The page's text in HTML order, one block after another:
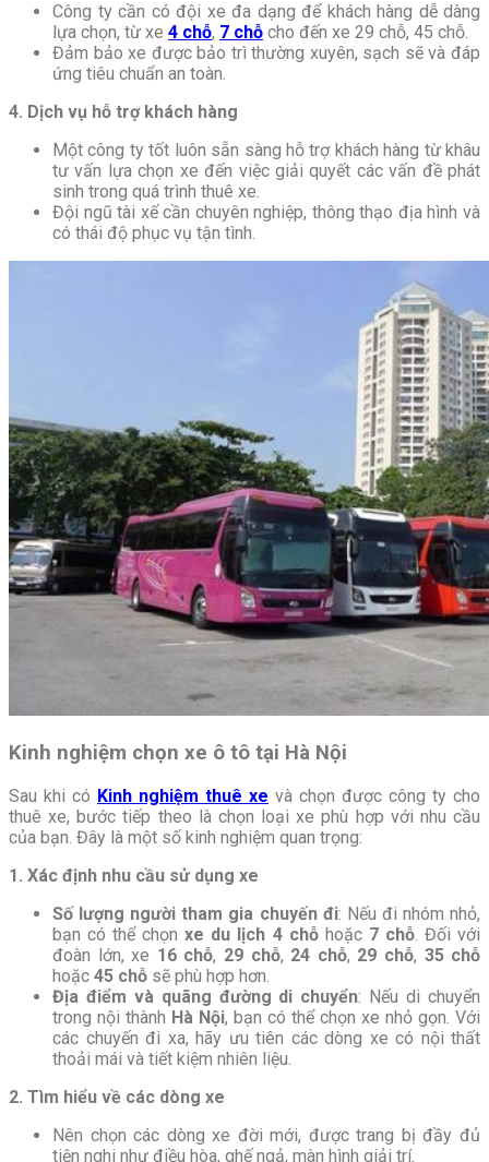
Công ty cần có đội xe đa dạng để khách hàng dễ dàng
lựa chọn, từ xe 4 chỗ, 7 chỗ cho đến xe 29 chỗ, 45 chỗ.
Đảm bảo xe được bảo trì thường xuyên, sạch sẽ và đáp
ứng tiêu chuẩn an toàn.
4. Dịch vụ hỗ trợ khách hàng
Một công ty tốt luôn sẵn sàng hỗ trợ khách hàng từ khâu
tư vấn lựa chọn xe đến việc giải quyết các vấn đề phát
sinh trong quá trình thuê xe.
Đội ngũ tài xế cần chuyên nghiệp, thông thạo địa hình và
có thái độ phục vụ tận tình.
Kinh nghiệm chọn xe ô tô tại Hà Nội
Sau khi có Kinh nghiệm thuê xe và chọn được công ty cho
thuê xe, bước tiếp theo là chọn loại xe phù hợp với nhu cầu
của bạn. Đây là một số kinh nghiệm quan trọng:
1. Xác định nhu cầu sử dụng xe
Số lượng người tham gia chuyến đi: Nếu đi nhóm nhỏ,
bạn có thể chọnxe du lịch 4 chỗhoặc 7 chỗ. Đối với
đoàn lớn, xe 16 chỗ, 29 chỗ, 24 chỗ, 29 chỗ, 35 chỗ
hoặc 45 chỗ sẽ phù hợp hơn.
Địa điểm và quãng đường di chuyển: Nếu di chuyển
trong nội thành Hà Nội, bạn có thể chọn xe nhỏ gọn. Với
các chuyến đi xa, hãy ưu tiên các dòng xe có nội thất
thoải mái và tiết kiệm nhiên liệu.
2. Tìm hiểu về các dòng xe
Nên chọn các dòng xe đời mới, được trang bị đầy đủ
tiện nghi như điều hòa, ghế ngả, màn hình giải trí.